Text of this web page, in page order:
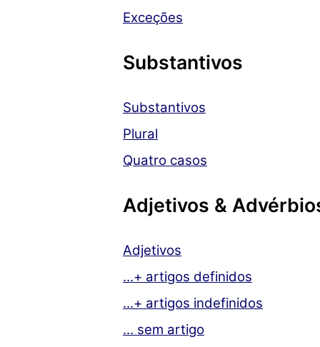
Exceções
Substantivos
Substantivos
Plural
Quatro casos
Adjetivos &
Adjetivos
...+ artigos definidos
...+ artigos indefinidos
... sem artigo